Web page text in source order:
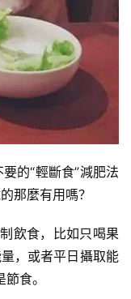
的“輕斷食”減肥法
那麼有用嗎？
飲食，比如只喝果
，或者平日攝取能
食。